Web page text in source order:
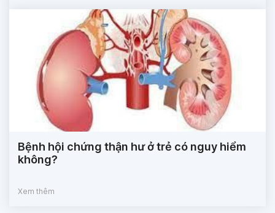
Bệnh hội chứng thận hư ở trẻ có nguy hiểm
không?
Xem thêm